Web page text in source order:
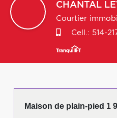
CHANTAL
Courtier
Cell.: 514-
Maison de plain-pied 1